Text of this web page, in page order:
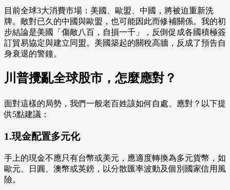
目前全球3大消費市場：美國、歐盟、中國，將被迫重新洗
牌。敵對已久的中國與歐盟，也可能因此而修補關係。我的初
步結論是美國「傷敵八百，自損一千」，反倒促成各國積極簽
訂貿易協定與建立同盟。美國築起的關稅高牆，反成了預告自
身衰退的警鐘。
川普攪亂全球股市，怎麼應對？
面對這樣的局勢，我們一般老百姓該如何自處、應對？以下提
供5點建議：
1.現金配置多元化
手上的現金不應只有台幣或美元，應適度轉換為多元貨幣，如
歐元、日圓、澳幣或英鎊，以分散匯率波動及個別國家信用風
險。